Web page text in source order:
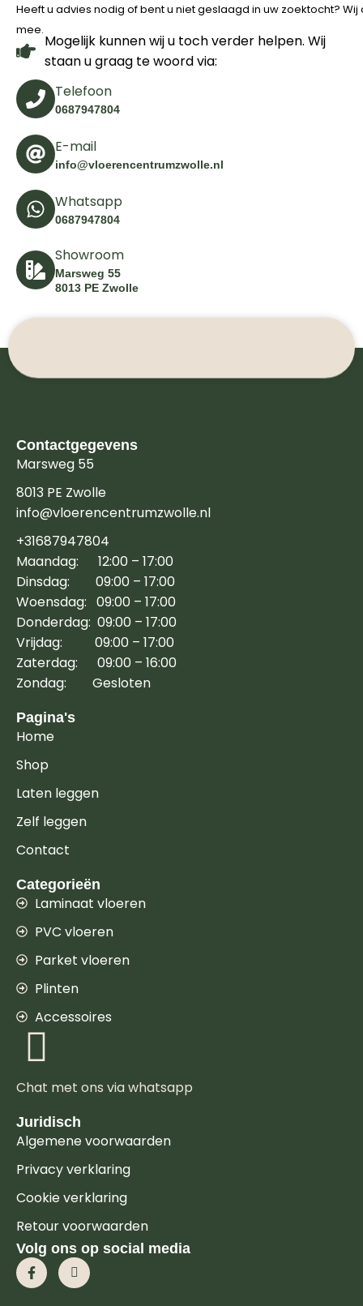
Heeft u advies nodig of bent u niet geslaagd in uw zoektocht?
mee.
Mogelijk kunnen wij u toch verder helpen. Wij
staan u graag te woord via:
Telefoon
0687947804
E-mail
info@vloerencentrumzwolle.nl
Whatsapp
0687947804
Showroom
Marsweg 55
8013 PE Zwolle
Contactgegevens
Marsweg 55
8013 PE Zwolle
info@vloerencentrumzwolle.nl
+31687947804
Maandag: 12:00 – 17:00
Dinsdag: 09:00 – 17:00
Woensdag: 09:00 – 17:00
Donderdag: 09:00 – 17:00
Vrijdag: 09:00 – 17:00
Zaterdag: 09:00 – 16:00
Zondag: Gesloten
Pagina's
Home
Shop
Laten leggen
Zelf leggen
Contact
Categorieën
Laminaat vloeren
PVC vloeren
Parket vloeren
Plinten
Accessoires
Chat met ons via whatsapp
Juridisch
Algemene voorwaarden
Privacy verklaring
Cookie verklaring
Retour voorwaarden
Volg ons op social media